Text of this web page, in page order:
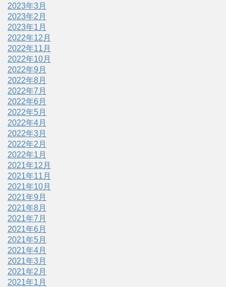
2023年3月
2023年2月
2023年1月
2022年12月
2022年11月
2022年10月
2022年9月
2022年8月
2022年7月
2022年6月
2022年5月
2022年4月
2022年3月
2022年2月
2022年1月
2021年12月
2021年11月
2021年10月
2021年9月
2021年8月
2021年7月
2021年6月
2021年5月
2021年4月
2021年3月
2021年2月
2021年1月